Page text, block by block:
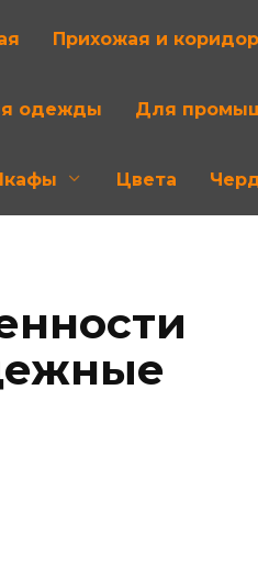
Прихожая и коридор
одежды Для
Цвета